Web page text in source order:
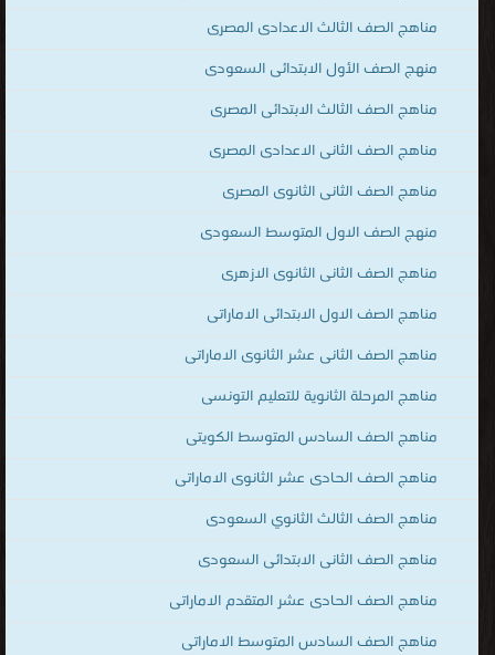
مناهج الصف الثالث الاعدادى المصرى
منهج الصف الأول الابتدائى السعودى
مناهج الصف الثالث الابتدائى المصرى
مناهج الصف الثانى الاعدادى المصرى
مناهج الصف الثانى الثانوى المصرى
منهج الصف الاول المتوسط السعودى
مناهج الصف الثانى الثانوى الازهرى
مناهج الصف الاول الابتدائى الاماراتى
مناهج الصف الثانى عشر الثانوى الاماراتى
مناهج المرحلة الثانوية للتعليم التونسى
مناهج الصف السادس المتوسط الكويتى
مناهج الصف الحادى عشر الثانوى الاماراتى
مناهج الصف الثالث الثانوي السعودى
مناهج الصف الثانى الابتدائى السعودى
مناهج الصف الحادى عشر المتقدم الاماراتى
مناهج الصف السادس المتوسط الاماراتى